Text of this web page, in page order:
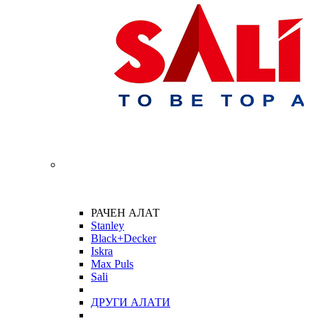
РАЧЕН АЛАТ
Stanley
Black+Decker
Iskra
Max Puls
Sali
ДРУГИ АЛАТИ